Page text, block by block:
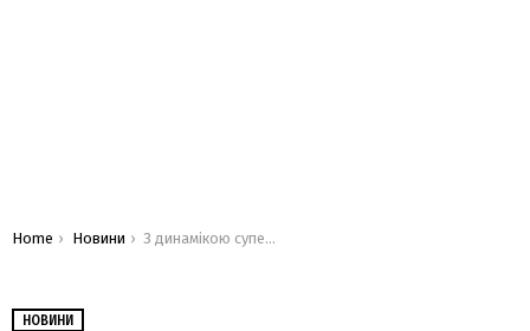
You are here:
Home Новини З динамікою суперкара: електричний кросовер Kia EV9 GT матиме “величезну потужність”
НОВИНИ